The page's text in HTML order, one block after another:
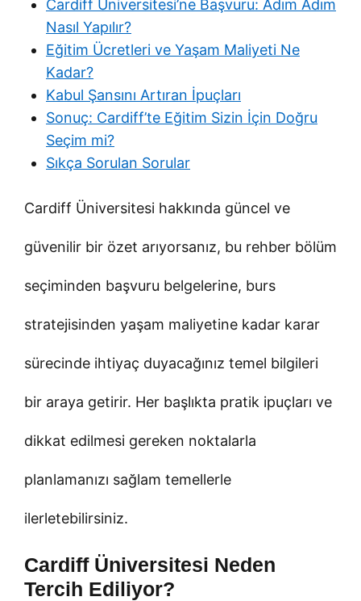
Cardiff Üniversitesi’ne Başvuru: Adım Adım
Nasıl Yapılır?
Eğitim Ücretleri ve Yaşam Maliyeti Ne
Kadar?
Kabul Şansını Artıran İpuçları
Sonuç: Cardiff’te Eğitim Sizin İçin Doğru
Seçim mi?
Sıkça Sorulan Sorular
Cardiff Üniversitesi hakkında güncel ve
güvenilir bir özet arıyorsanız, bu rehber bölüm
seçiminden başvuru belgelerine, burs
stratejisinden yaşam maliyetine kadar karar
sürecinde ihtiyaç duyacağınız temel bilgileri
bir araya getirir. Her başlıkta pratik ipuçları ve
dikkat edilmesi gereken noktalarla
planlamanızı sağlam temellerle
ilerletebilirsiniz.
Cardiff Üniversitesi Neden
Tercih Ediliyor?